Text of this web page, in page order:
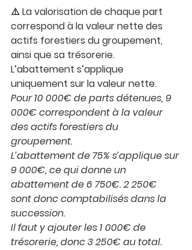
⚠️ La valorisation de chaque part
correspond à la valeur nette des
actifs forestiers du groupement,
ainsi que sa trésorerie.
L’abattement s’applique
uniquement sur la valeur nette.
Pour 10 000€ de parts détenues, 9
000€ correspondent à la valeur
des actifs forestiers du
groupement.
L’abattement de 75% s’applique sur
9 000€, ce qui donne un
abattement de 6 750€. 2 250€
sont donc comptabilisés dans la
succession.
Il faut y ajouter les 1 000€ de
trésorerie, donc 3 250€ au total.